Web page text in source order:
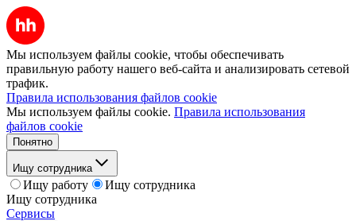
Мы используем файлы cookie, чтобы обеспечивать
правильную работу нашего веб-сайта и анализировать сетевой
трафик.
Правила использования файлов cookie
Мы используем файлы cookie. Правила использования
файлов cookie
Понятно
Ищу сотрудника
Ищу работу
Ищу сотрудника
Ищу сотрудника
Сервисы